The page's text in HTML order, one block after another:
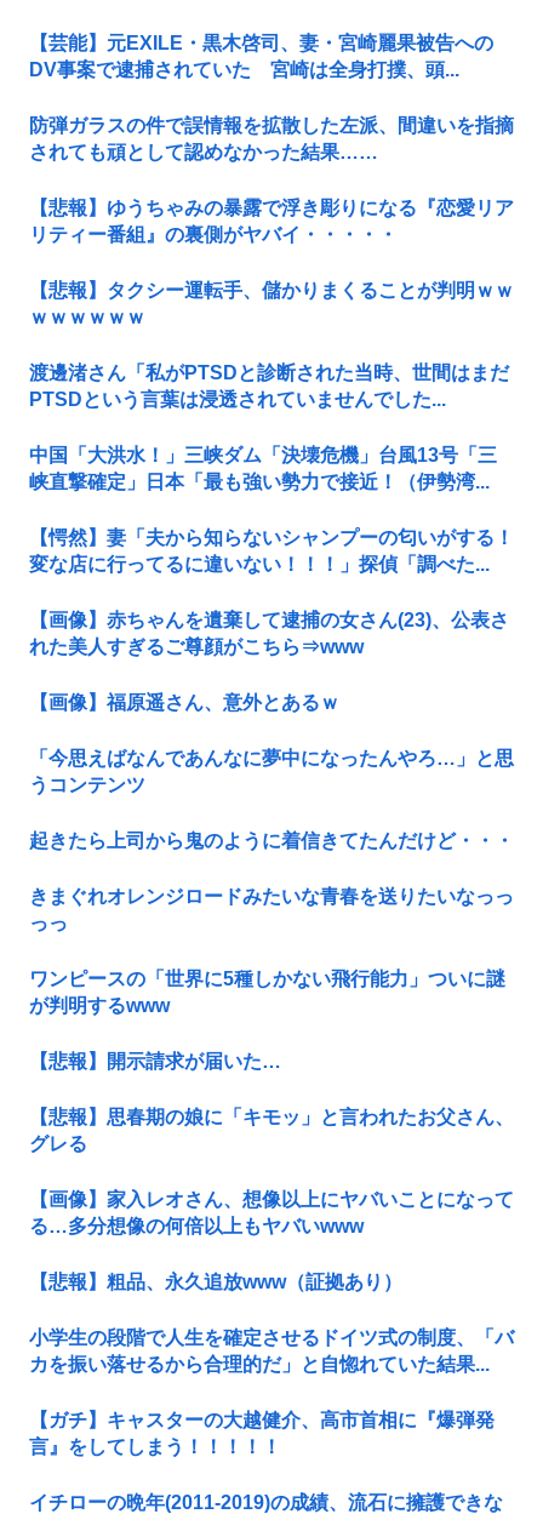
【芸能】元EXILE・黒木啓司、妻・宮崎麗果被告への
DV事案で逮捕されていた 宮崎は全身打撲、頭...
防弾ガラスの件で誤情報を拡散した左派、間違いを指摘
されても頑として認めなかった結果……
【悲報】ゆうちゃみの暴露で浮き彫りになる『恋愛リア
リティー番組』の裏側がヤバイ・・・・・
【悲報】タクシー運転手、儲かりまくることが判明ｗｗ
ｗｗｗｗｗｗ
渡邊渚さん「私がPTSDと診断された当時、世間はまだ
PTSDという言葉は浸透されていませんでした...
中国「大洪水！」三峡ダム「決壊危機」台風13号「三
峡直撃確定」日本「最も強い勢力で接近！（伊勢湾...
【愕然】妻「夫から知らないシャンプーの匂いがする！
変な店に行ってるに違いない！！！」探偵「調べた...
【画像】赤ちゃんを遺棄して逮捕の女さん(23)、公表さ
れた美人すぎるご尊顔がこちら⇒www
【画像】福原遥さん、意外とあるｗ
「今思えばなんであんなに夢中になったんやろ…」と思
うコンテンツ
起きたら上司から鬼のように着信きてたんだけど・・・
きまぐれオレンジロードみたいな青春を送りたいなっっ
っっ
ワンピースの「世界に5種しかない飛行能力」ついに謎
が判明するwww
【悲報】開示請求が届いた…
【悲報】思春期の娘に「キモッ」と言われたお父さん、
グレる
【画像】家入レオさん、想像以上にヤバいことになって
る…多分想像の何倍以上もヤバいwww
【悲報】粗品、永久追放www（証拠あり）
小学生の段階で人生を確定させるドイツ式の制度、「バ
カを振い落せるから合理的だ」と自惚れていた結果...
【ガチ】キャスターの大越健介、高市首相に『爆弾発
言』をしてしまう！！！！！
イチローの晩年(2011-2019)の成績、流石に擁護できな